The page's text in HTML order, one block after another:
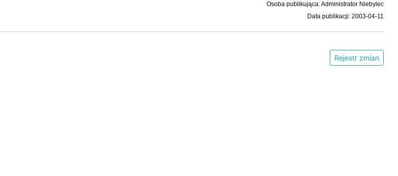
Osoba publikująca: Administrator Niebylec
Data publikacji: 2003-04-11
Rejestr zmian